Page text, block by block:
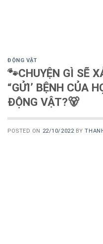
ĐỘNG VẬT
🐾CHUYỆN GÌ SẼ
“GỬI’ BỆNH CỦA
ĐỘNG VẬT?🐻
POSTED ON 22/10/2022 BY